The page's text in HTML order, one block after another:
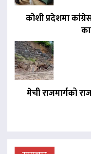
कोशी प्रदेशमा
मेची राजमार्गको